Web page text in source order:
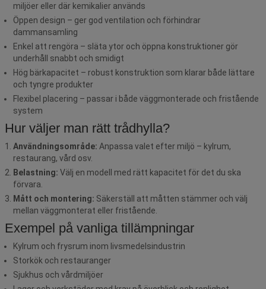
miljöer eller där kemikalier används
Öppen design – ger god ventilation och förhindrar
dammansamling
Enkel att rengöra – släta ytor och öppna konstruktioner gör
underhåll snabbt och smidigt
Hög bärkapacitet – robust konstruktion som klarar både lättare
och tyngre produkter
Flexibel placering – passar i både väggmonterade och fristående
system
Hur väljer man rätt trådhylla?
Användningsområde: Anpassa valet efter miljö – kylrum,
restaurang, vård osv.
Belastning: Välj en modell med rätt kapacitet för det du ska
förvara.
Mått och montering: Säkerställ att måtten stämmer och välj
mellan väggmonterat eller fristående.
Exempel på vanliga tillämpningar
Kylrum och frysrum inom livsmedelsindustrin
Storkök och restauranger
Sjukhus och vårdmiljöer